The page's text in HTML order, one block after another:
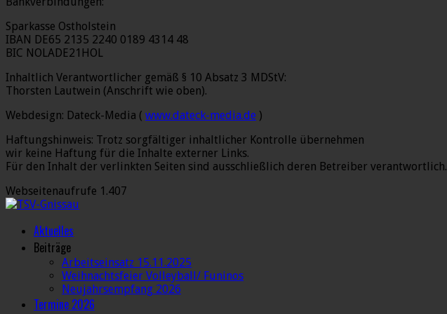
Sparkasse Ostholstein
IBAN DE65 2135 2240 0189 4314 48
BIC NOLADE21HOL
Inhaltlich Verantwortlicher gemäß § 10 Absatz 3 MDStV:
Thorsten Lautwein (Anschrift wie oben).
Webdesign: Dateck-Media ( www.dateck-media.de )
Haftungshinweis: Trotz sorgfältiger inhaltlicher Kontrolle übernehmen
wir keine Haftung für die Inhalte externer Links.
Für den Inhalt der verlinkten Seiten sind ausschließlich deren Betreiber verantwortlich.
Webseitenaufrufe 1.407
Aktuelles
Beiträge
Arbeitseinsatz 15.11.2025
Weihnachtsfeier Volleyball/ Funinos
Neujahrsempfang 2026
Termine 2026